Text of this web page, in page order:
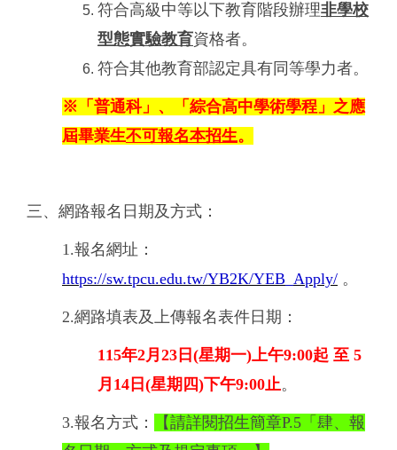
符合高級中等以下教育階段辦理非學校
型態實驗教育資格者。
符合其他教育部認定具有同等學力者。
※「普通科」、「綜合高中學術學程」之應
屆畢業生不可報名本招生。
三、網路報名日期及方式：
1.報名網址：
https://sw.tpcu.edu.tw/YB2K/YEB_Apply/ 。
2.網路填表及上傳報名表件日期：
115年2月23日(星期一)上午9:00起 至 5
月14日(星期四)下午9:00止。
3.報名方式：
【請詳閱招生簡章P.5「肆、報